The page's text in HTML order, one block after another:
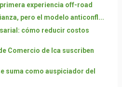
experiencia off-road
pero el modelo anticonfl...
cómo reducir costos
Comercio de Ica suscriben
suma como auspiciador del